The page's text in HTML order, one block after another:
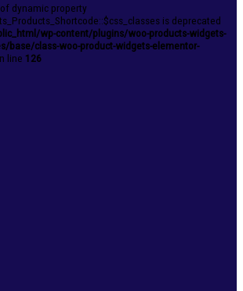
dynamic property
is deprecated
wp-content/plugins/woo-products-widgets-
base/class-woo-product-widgets-elementor-
line 126